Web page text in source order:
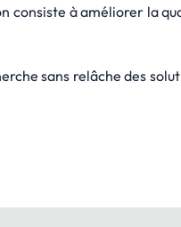
consiste à améliorer la
sans relâche des